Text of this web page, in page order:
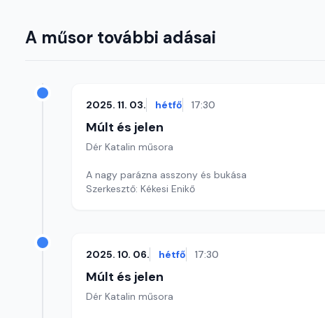
A műsor további adásai
2025. 11. 03. hétfő 17:30
Múlt és jelen
Dér Katalin műsora
A nagy parázna asszony és bukása
Szerkesztő: Kékesi Enikő
2025. 10. 06. hétfő 17:30
Múlt és jelen
Dér Katalin műsora